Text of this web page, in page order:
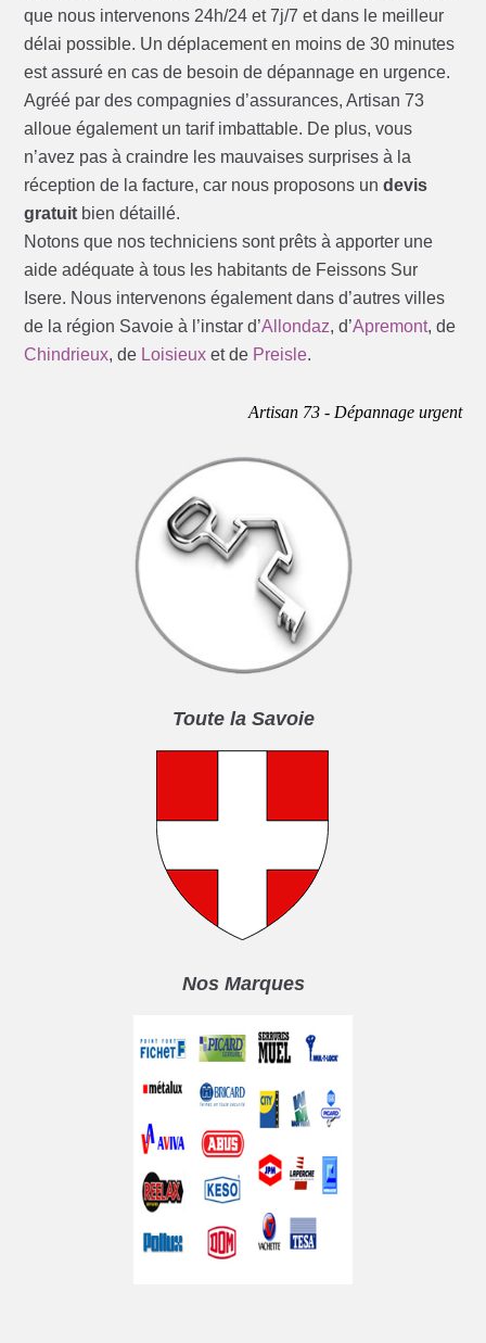
que nous intervenons 24h/24 et 7j/7 et dans le meilleur
délai possible. Un déplacement en moins de 30 minutes
est assuré en cas de besoin de dépannage en urgence.
Agréé par des compagnies d’assurances, Artisan 73
alloue également un tarif imbattable. De plus, vous
n’avez pas à craindre les mauvaises surprises à la
réception de la facture, car nous proposons undevis
gratuit bien détaillé.
Notons que nos techniciens sont prêts à apporter une
aide adéquate à tous les habitants de Feissons Sur
Isere. Nous intervenons également dans d’autres villes
de la région Savoie à l’instar d’Allondaz, d’Apremont, de
Chindrieux, de Loisieux et de Preisle.
Artisan 73 - Dépannage urgent
Toute la Savoie
Nos Marques